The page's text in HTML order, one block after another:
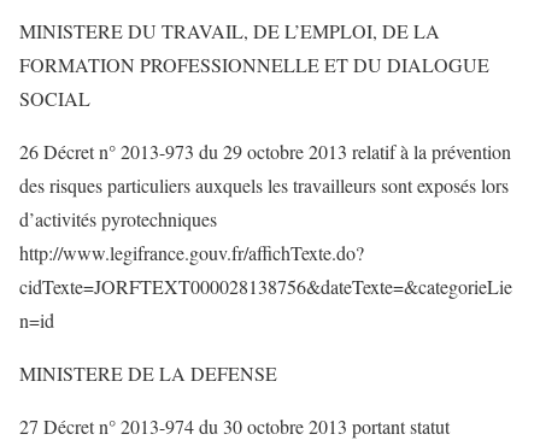
MINISTERE DU TRAVAIL, DE L’EMPLOI, DE LA
FORMATION PROFESSIONNELLE ET DU DIALOGUE
SOCIAL
26 Décret n° 2013-973 du 29 octobre 2013 relatif à la prévention
des risques particuliers auxquels les travailleurs sont exposés lors
d’activités pyrotechniques
http://www.legifrance.gouv.fr/affichTexte.do?
cidTexte=JORFTEXT000028138756&dateTexte=&categorieLie
n=id
MINISTERE DE LA DEFENSE
27 Décret n° 2013-974 du 30 octobre 2013 portant statut